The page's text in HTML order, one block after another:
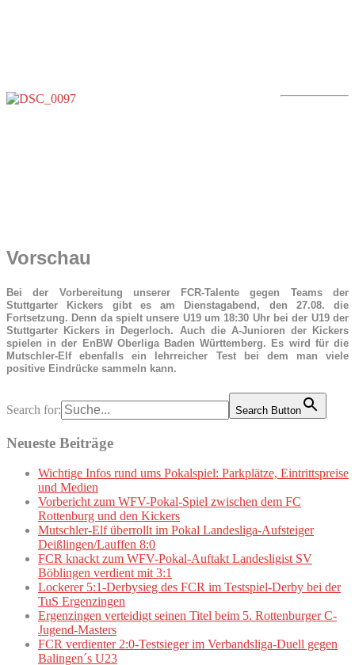
Vorschau
Bei der Vorbereitung unserer FCR-Talente gegen Teams der
Stuttgarter Kickers gibt es am Dienstagabend, den 27.08. die
Fortsetzung. Denn da spielt unsere U19 um 18:30 Uhr bei der U19 der
Stuttgarter Kickers in Degerloch. Auch die A-Junioren der Kickers
spielen in der EnBW Oberliga Baden Württemberg. Es wird für die
Mutschler-Elf ebenfalls ein lehrreicher Test bei dem man viele
positive Eindrücke sammeln kann.
Search for: Search Button
Neueste Beiträge
Wichtige Infos rund ums Pokalspiel: Parkplätze, Eintrittspreise
und Medien
Vorbericht zum WFV-Pokal-Spiel zwischen dem FC
Rottenburg und den Kickers
Mutschler-Elf überrollt im Pokal Landesliga-Aufsteiger
Deißlingen/Lauffen 8:0
FCR knackt zum WFV-Pokal-Auftakt Landesligist SV
Böblingen verdient mit 3:1
Lockerer 5:1-Derbysieg des FCR im Testspiel-Derby bei der
TuS Ergenzingen
Ergenzingen verteidigt seinen Titel beim 5. Rottenburger C-
Jugend-Masters
FCR verdienter 2:0-Testsieger im Verbandsliga-Duell gegen
Balingen´s U23